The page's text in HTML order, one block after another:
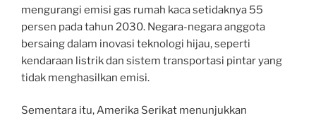
mengurangi emisi gas rumah kaca setidaknya 55
persen pada tahun 2030. Negara-negara anggota
bersaing dalam inovasi teknologi hijau, seperti
kendaraan listrik dan sistem transportasi pintar yang
tidak menghasilkan emisi.
Sementara itu, Amerika Serikat menunjukkan